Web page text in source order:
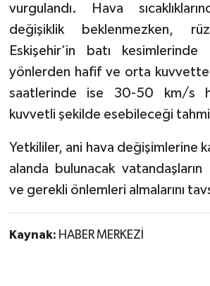
vurgulandı. Hava
değişiklik beklenmezken,
Eskişehir’in batı
yönlerden hafif ve orta
saatlerinde ise 30-50 km/s
kuvvetli şekilde esebileceği
Yetkililer, ani hava değişimlerine
alanda bulunacak vatandaşların
ve gerekli önlemleri almalarını
Kaynak: HABER MERKEZİ